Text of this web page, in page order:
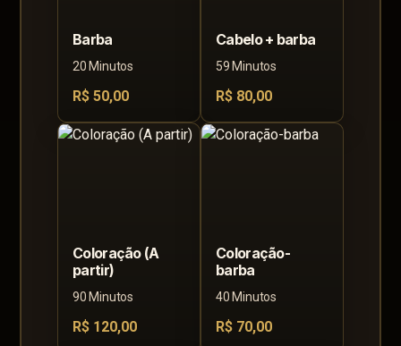
Barba
20 Minutos
R$ 50,00
Cabelo + barba
59 Minutos
R$ 80,00
Coloração (A
partir)
90 Minutos
R$ 120,00
Coloração-
barba
40 Minutos
R$ 70,00